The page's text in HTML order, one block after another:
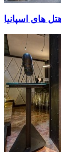
های اسپانیا